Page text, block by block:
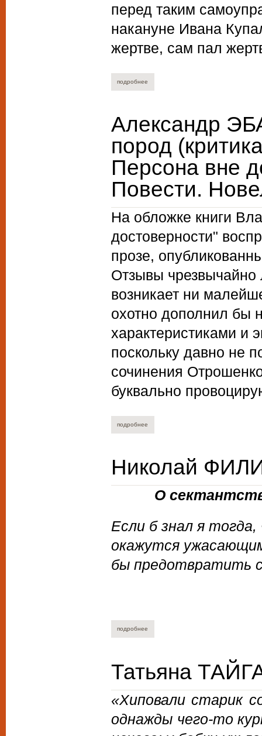
перед таким
накануне Ивана
жертве, сам пал
подробнее
Александр
пород
Персона вне
Повести.
На обложке книги
достоверности"
прозе,
Отзывы чрезвычайно
возникает ни
охотно дополнил бы
характеристиками и
поскольку давно не
сочинения
буквально
подробнее
Николай
О
Если б знал я
окажутся
бы предотвратить
подробнее
Татьяна
«Хиповали старик
однажды чего-то